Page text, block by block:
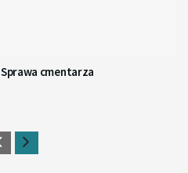
cmentarza